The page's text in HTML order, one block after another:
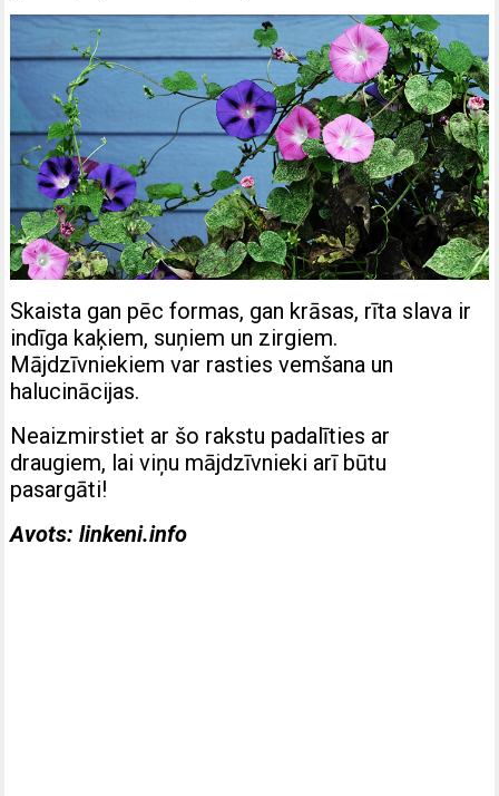
Skaista gan pēc formas, gan krāsas, rīta slava ir
indīga kaķiem, suņiem un zirgiem.
Mājdzīvniekiem var rasties vemšana un
halucinācijas.
Neaizmirstiet ar šo rakstu padalīties ar
draugiem, lai viņu mājdzīvnieki arī būtu
pasargāti!
Avots: linkeni.info